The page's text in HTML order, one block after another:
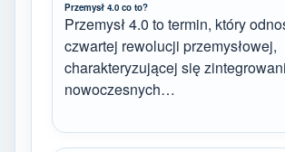
Przemysł 4.0 co to?
Przemysł 4.0 to termin, który
czwartej rewolucji przemysłowej,
charakteryzującej się
nowoczesnych…